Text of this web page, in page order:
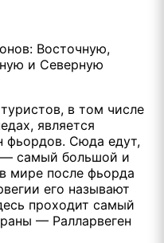
Восточную,
и Северную
в том числе
является
фьордов. Сюда едут,
— самый большой и
мире после фьорда
его называют
проходит самый
— Ралларвеген